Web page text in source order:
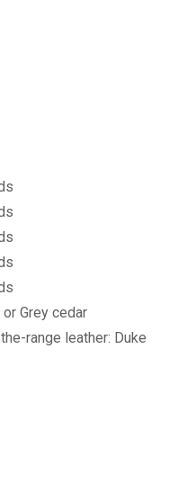
or Grey cedar
range leather: Duke